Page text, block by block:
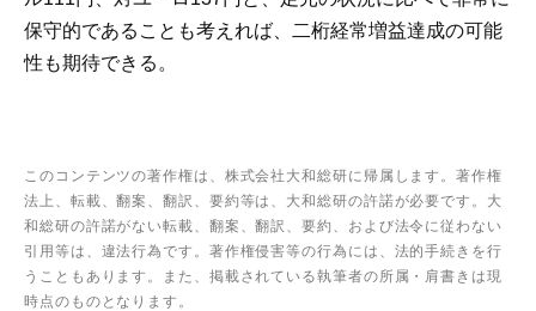
保守的であることも考えれば、二桁経常増益達成の可能
性も期待できる。
このコンテンツの著作権は、株式会社大和総研に帰属します。著作権
法上、転載、翻案、翻訳、要約等は、大和総研の許諾が必要です。大
和総研の許諾がない転載、翻案、翻訳、要約、および法令に従わない
引用等は、違法行為です。著作権侵害等の行為には、法的手続きを行
うこともあります。また、掲載されている執筆者の所属・肩書きは現
時点のものとなります。